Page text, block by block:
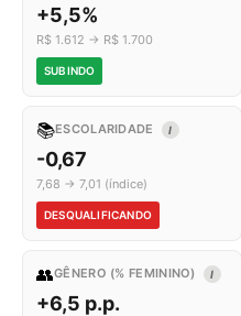
+5,5%
R$ 1.612 → R$ 1.700
SUBINDO
📚ESCOLARIDADE I
-0,67
7,68 → 7,01 (índice)
DESQUALIFICANDO
👥GÊNERO (% FEMININO) I
+6,5 p.p.